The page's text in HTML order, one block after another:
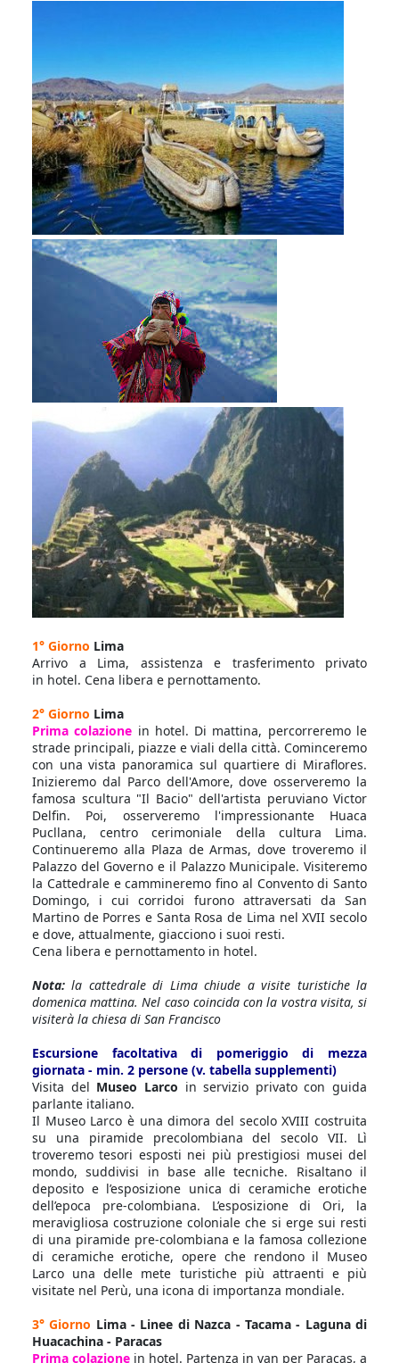
1° Giorno Lima
Arrivo a Lima, assistenza e trasferimento privato
in hotel. Cena libera e pernottamento.
2° Giorno Lima
Prima colazione in hotel. Di mattina, percorreremo le
strade principali, piazze e viali della città. Cominceremo
con una vista panoramica sul quartiere di Miraflores.
Inizieremo dal Parco dell'Amore, dove osserveremo la
famosa scultura "Il Bacio" dell'artista peruviano Victor
Delfin. Poi, osserveremo l'impressionante Huaca
Pucllana, centro cerimoniale della cultura Lima.
Continueremo alla Plaza de Armas, dove troveremo il
Palazzo del Governo e il Palazzo Municipale. Visiteremo
la Cattedrale e cammineremo fino al Convento di Santo
Domingo, i cui corridoi furono attraversati da San
Martino de Porres e Santa Rosa de Lima nel XVII secolo
e dove, attualmente, giacciono i suoi resti.
Cena libera e pernottamento in hotel.
Nota: la cattedrale di Lima chiude a visite turistiche la
domenica mattina. Nel caso coincida con la vostra visita, si
visiterà la chiesa di San Francisco
Escursione facoltativa di pomeriggio di mezza
giornata - min. 2 persone (v. tabella supplementi)
Visita del Museo Larco in servizio privato con guida
parlante italiano.
Il Museo Larco è una dimora del secolo XVIII costruita
su una piramide precolombiana del secolo VII. Lì
troveremo tesori esposti nei più prestigiosi musei del
mondo, suddivisi in base alle tecniche. Risaltano il
deposito e l’esposizione unica di ceramiche erotiche
dell’epoca pre-colombiana. L’esposizione di Ori, la
meravigliosa costruzione coloniale che si erge sui resti
di una piramide pre-colombiana e la famosa collezione
di ceramiche erotiche, opere che rendono il Museo
Larco una delle mete turistiche più attraenti e più
visitate nel Perù, una icona di importanza mondiale.
3° Giorno Lima - Linee di Nazca - Tacama - Laguna di
Huacachina - Paracas
Prima colazione in hotel. Partenza in van per Paracas, a